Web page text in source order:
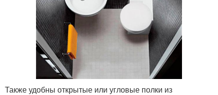
Также удобны открытые или угловые полки из